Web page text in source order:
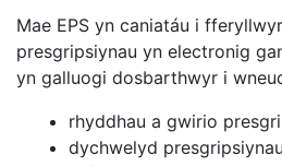
Mae EPS yn caniatáu i
presgripsiynau yn electronig
yn galluogi dosbarthwyr i
rhyddhau a gwirio
dychwelyd presgripsiynau